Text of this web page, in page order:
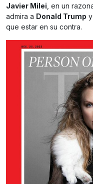
Javier Milei , en un
admira a Donald Trump y
que estar en su contra.